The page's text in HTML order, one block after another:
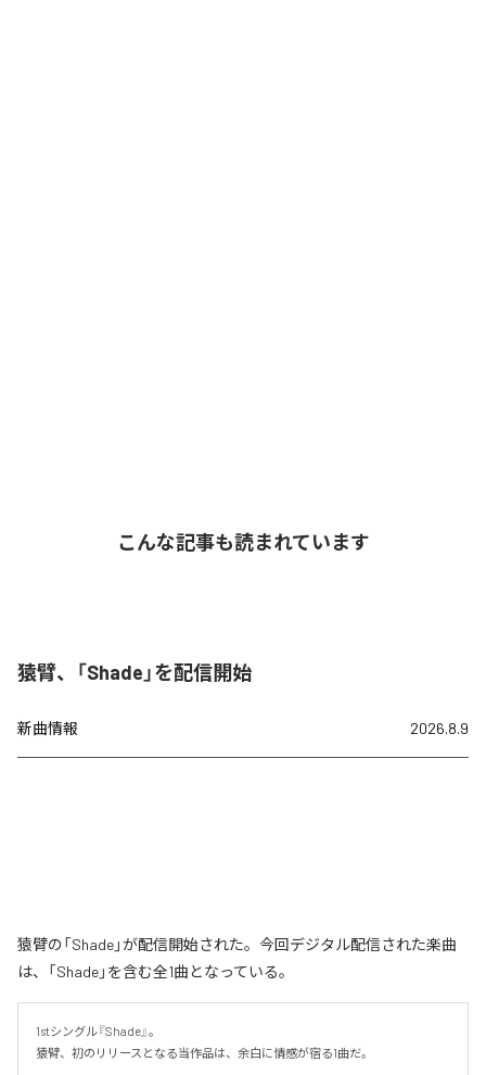
こんな記事も読まれています
猿臂、「Shade」を配信開始
新曲情報 2026.8.9
猿臂の「Shade」が配信開始された。今回デジタル配信された楽曲
は、「Shade」を含む全1曲となっている。
1stシングル『Shade』。
猿臂、初のリリースとなる当作品は、余白に情感が宿る1曲だ。